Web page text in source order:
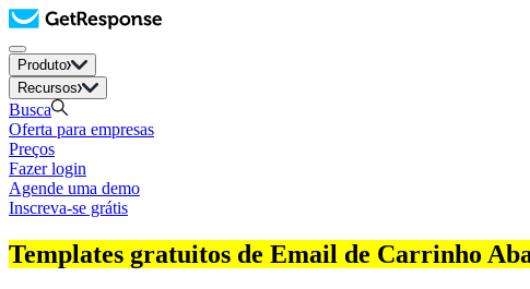
Produto
Recursos
Busca
Oferta para empresas
Preços
Fazer login
Agende uma demo
Inscreva-se grátis
Templates gratuitos de Email de Carrinho